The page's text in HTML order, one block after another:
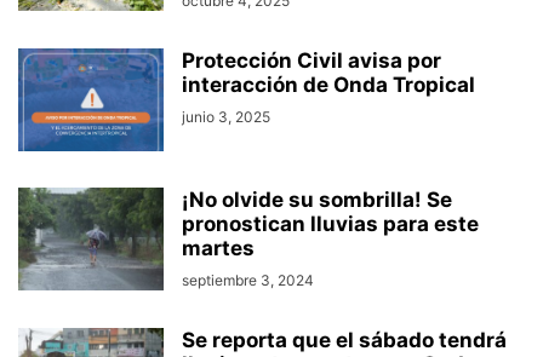
Protección Civil avisa por
interacción de Onda Tropical
junio 3, 2025
¡No olvide su sombrilla! Se
pronostican lluvias para este
martes
septiembre 3, 2024
Se reporta que el sábado tendrá